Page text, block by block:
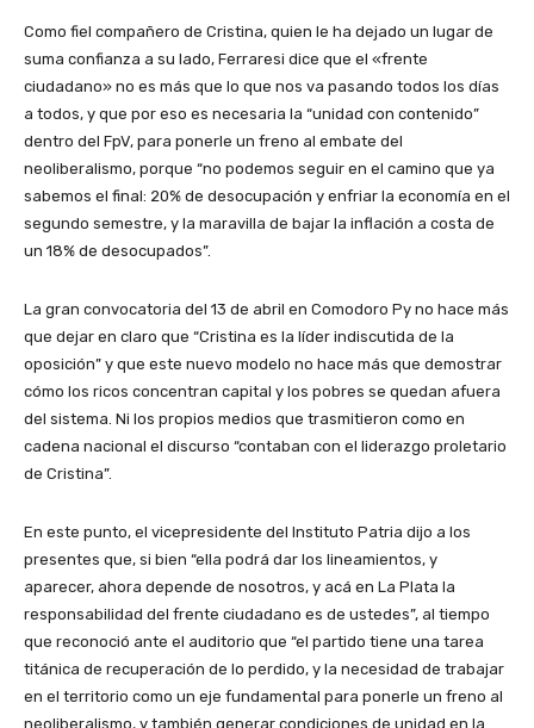
Como fiel compañero de Cristina, quien le ha dejado un lugar de
suma confianza a su lado, Ferraresi dice que el «frente
ciudadano» no es más que lo que nos va pasando todos los días
a todos, y que por eso es necesaria la “unidad con contenido”
dentro del FpV, para ponerle un freno al embate del
neoliberalismo, porque “no podemos seguir en el camino que ya
sabemos el final: 20% de desocupación y enfriar la economía en el
segundo semestre, y la maravilla de bajar la inflación a costa de
un 18% de desocupados”.
La gran convocatoria del 13 de abril en Comodoro Py no hace más
que dejar en claro que “Cristina es la líder indiscutida de la
oposición” y que este nuevo modelo no hace más que demostrar
cómo los ricos concentran capital y los pobres se quedan afuera
del sistema. Ni los propios medios que trasmitieron como en
cadena nacional el discurso “contaban con el liderazgo proletario
de Cristina”.
En este punto, el vicepresidente del Instituto Patria dijo a los
presentes que, si bien “ella podrá dar los lineamientos, y
aparecer, ahora depende de nosotros, y acá en La Plata la
responsabilidad del frente ciudadano es de ustedes”, al tiempo
que reconoció ante el auditorio que “el partido tiene una tarea
titánica de recuperación de lo perdido, y la necesidad de trabajar
en el territorio como un eje fundamental para ponerle un freno al
neoliberalismo, y también generar condiciones de unidad en la